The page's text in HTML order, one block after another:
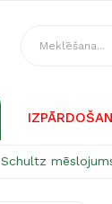
Schultz